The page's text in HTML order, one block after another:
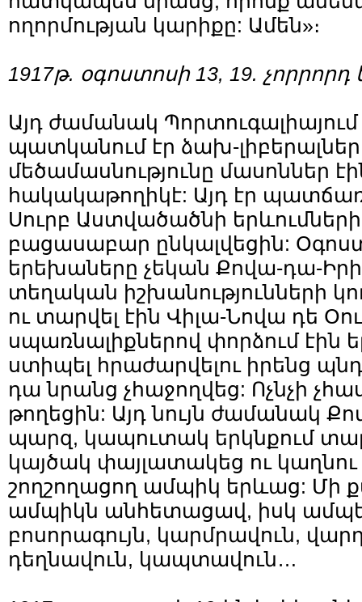
ողորմության կարիքը: Ամեն»։
1917թ. օգոստոսի 13, 19. չորրորդ
Այդ ժամանակ Պորտուգալիայում
պատկանում էր ձախ-
մեծամասնությունը մասոններ
հակակաթողիկէ: Այդ էր
Սուրբ Աստվածածնի երևումների
բացասաբար ընկալվեցին:
երեխաները չեկան Քովա-դա-
տեղական իշխանությունների
ու տարվել էին Վիլա-Նովա դե
սպառնալիքներով փորձում էին
ստիպել հրաժարվելու իրենց
դա նրանց չհաջողվեց: Ոչնչի
թողեցին: Այդ նույն ժամանակ
պարզ, կապուտակ երկնքում
կայծակ փայլատակեց ու կաղնու
շողշողացող ամպիկ երևաց: Մի
ամպիկն անհետացավ, իսկ
բոսորագույն, կարմրավուն,
դեղնավուն, կապտավուն…